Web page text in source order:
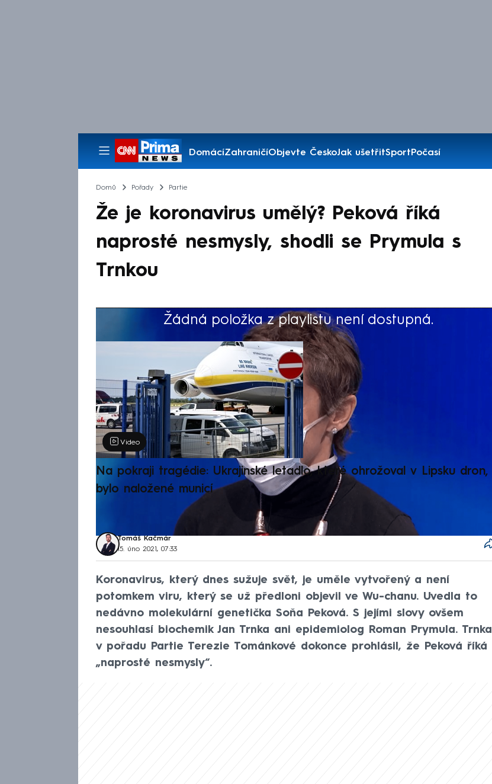
DomácíZahraničíObjevte ČeskoJak ušetřitSportPočasí
Pořady
Domů Pořady Partie
Že je koronavirus umělý? Peková říká
naprosté nesmysly, shodli se Prymula s
Trnkou
Žádná položka z playlistu není dostupná.
Výběr redakce
Video
Na pokraji tragédie: Ukrajinské letadlo, které ohrožoval v Lipsku dron,
bylo naložené municí
Tomáš Kačmár
15. úno 2021, 07:33
Koronavirus, který dnes sužuje svět, je uměle vytvořený a není
potomkem viru, který se už předloni objevil ve Wu-chanu. Uvedla to
nedávno molekulární genetička Soňa Peková. S jejími slovy ovšem
nesouhlasí biochemik Jan Trnka ani epidemiolog Roman Prymula. Trnka
v pořadu Partie Terezie Tománkové dokonce prohlásil, že Peková říká
„naprosté nesmysly“.